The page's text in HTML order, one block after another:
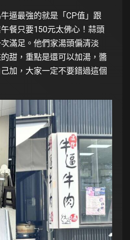
逼最強的就是「CP值」跟
午餐只要150元太佛心！蒜頭
滿足。他們家湯頭偏清淡
甜，重點是還可以加湯，醬
加，大家一定不要錯過這個